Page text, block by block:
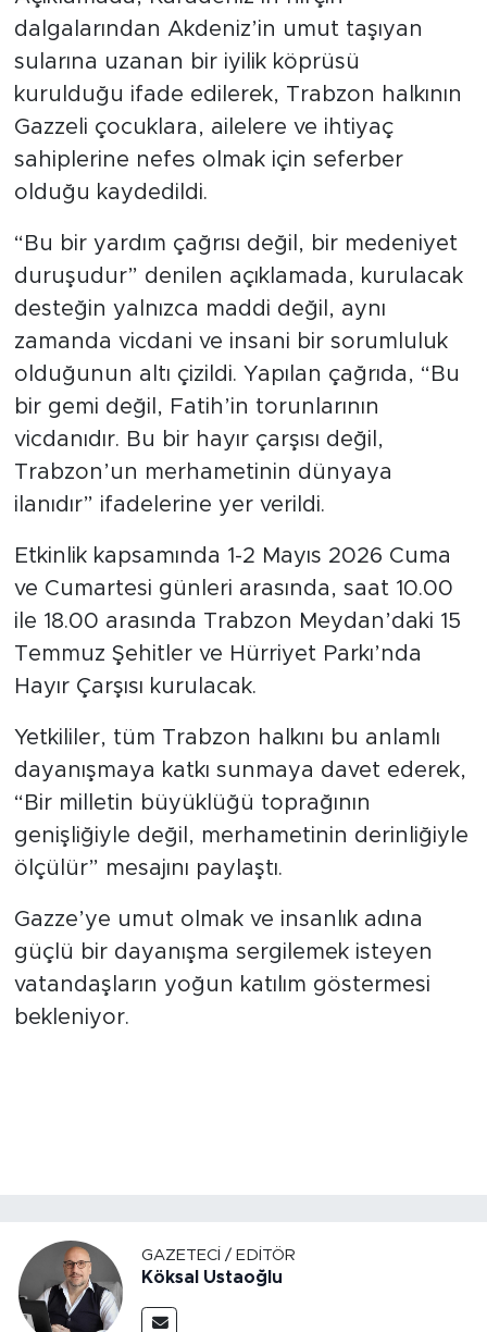
dalgalarından Akdeniz’in umut taşıyan
sularına uzanan bir iyilik köprüsü
kurulduğu ifade edilerek, Trabzon halkının
Gazzeli çocuklara, ailelere ve ihtiyaç
sahiplerine nefes olmak için seferber
olduğu kaydedildi.
“Bu bir yardım çağrısı değil, bir medeniyet
duruşudur” denilen açıklamada, kurulacak
desteğin yalnızca maddi değil, aynı
zamanda vicdani ve insani bir sorumluluk
olduğunun altı çizildi. Yapılan çağrıda, “Bu
bir gemi değil, Fatih’in torunlarının
vicdanıdır. Bu bir hayır çarşısı değil,
Trabzon’un merhametinin dünyaya
ilanıdır” ifadelerine yer verildi.
Etkinlik kapsamında 1-2 Mayıs 2026 Cuma
ve Cumartesi günleri arasında, saat 10.00
ile 18.00 arasında Trabzon Meydan’daki 15
Temmuz Şehitler ve Hürriyet Parkı’nda
Hayır Çarşısı kurulacak.
Yetkililer, tüm Trabzon halkını bu anlamlı
dayanışmaya katkı sunmaya davet ederek,
“Bir milletin büyüklüğü toprağının
genişliğiyle değil, merhametinin derinliğiyle
ölçülür” mesajını paylaştı.
Gazze’ye umut olmak ve insanlık adına
güçlü bir dayanışma sergilemek isteyen
vatandaşların yoğun katılım göstermesi
bekleniyor.
GAZETECI / EDITÖR
Köksal Ustaoğlu